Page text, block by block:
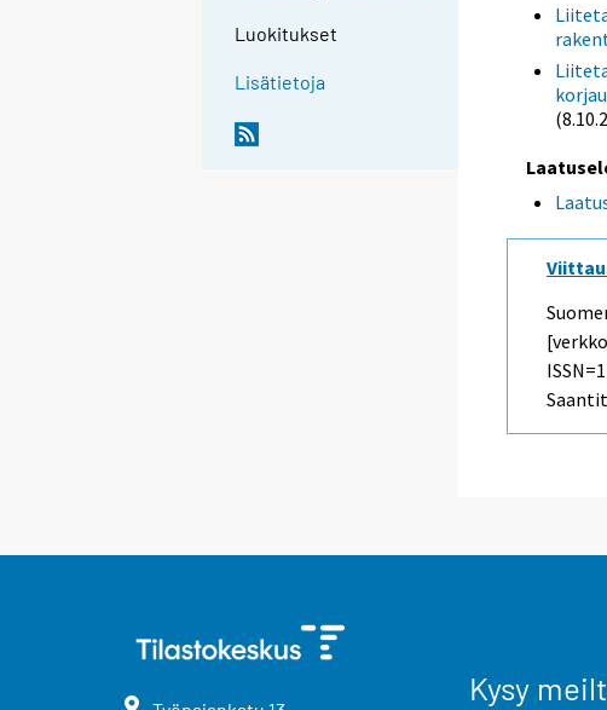
Luokitukset
Lisätietoja
Kysy